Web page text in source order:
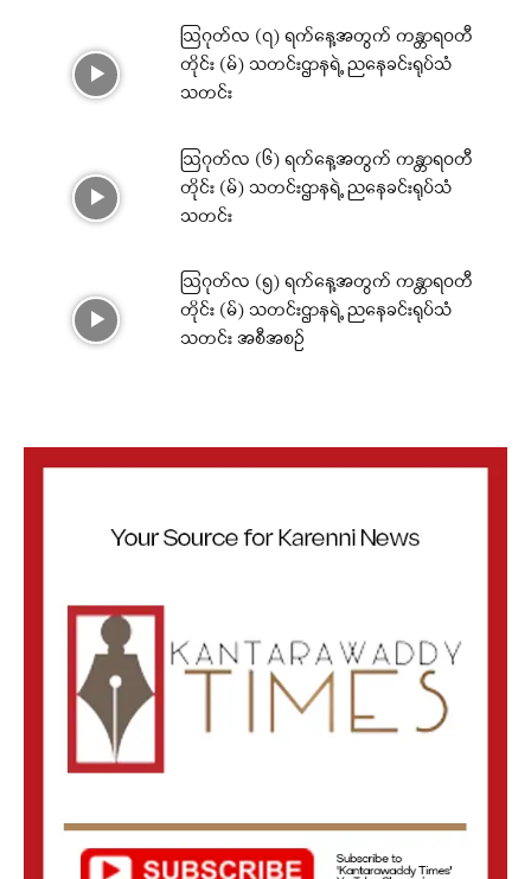
ဩဂုတ်လ (၇) ရက်နေ့အတွက် ကန္တာရဝတီ
တိုင်း (မ်) သတင်းဌာနရဲ့ ညနေခင်းရုပ်သံ
သတင်း
ဩဂုတ်လ (၆) ရက်နေ့အတွက် ကန္တာရဝတီ
တိုင်း (မ်) သတင်းဌာနရဲ့ ညနေခင်းရုပ်သံ
သတင်း
ဩဂုတ်လ (၅) ရက်နေ့အတွက် ကန္တာရဝတီ
တိုင်း (မ်) သတင်းဌာနရဲ့ ညနေခင်းရုပ်သံ
သတင်း အစီအစဉ်